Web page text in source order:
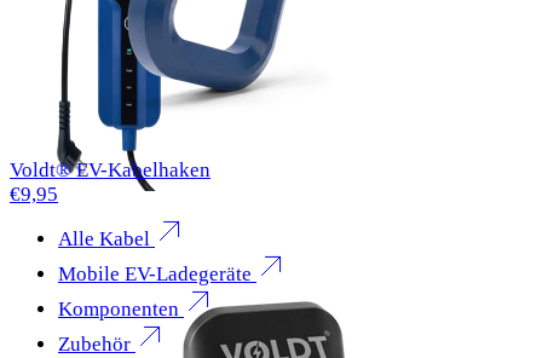
Alle Kabel
Mobile EV-Ladegeräte
Komponenten
Zubehör
Voldt® EV-Kabelhaken
€9,95